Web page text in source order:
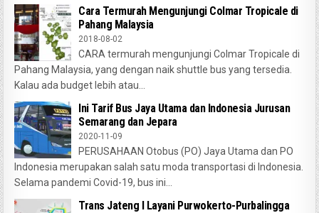
Cara Termurah Mengunjungi Colmar Tropicale di
Pahang Malaysia
2018-08-02
CARA termurah mengunjungi Colmar Tropicale di
Pahang Malaysia, yang dengan naik shuttle bus yang tersedia.
Kalau ada budget lebih atau...
Ini Tarif Bus Jaya Utama dan Indonesia Jurusan
Semarang dan Jepara
2020-11-09
PERUSAHAAN Otobus (PO) Jaya Utama dan PO
Indonesia merupakan salah satu moda transportasi di Indonesia.
Selama pandemi Covid-19, bus ini...
Trans Jateng I Layani Purwokerto-Purbalingga